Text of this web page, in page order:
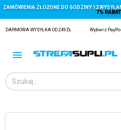
ZAMÓWIENIA ZŁOŻONE DO GODZINY 12
7%
DARMOWA WYSYŁKA OD 249ZŁ Wybierz